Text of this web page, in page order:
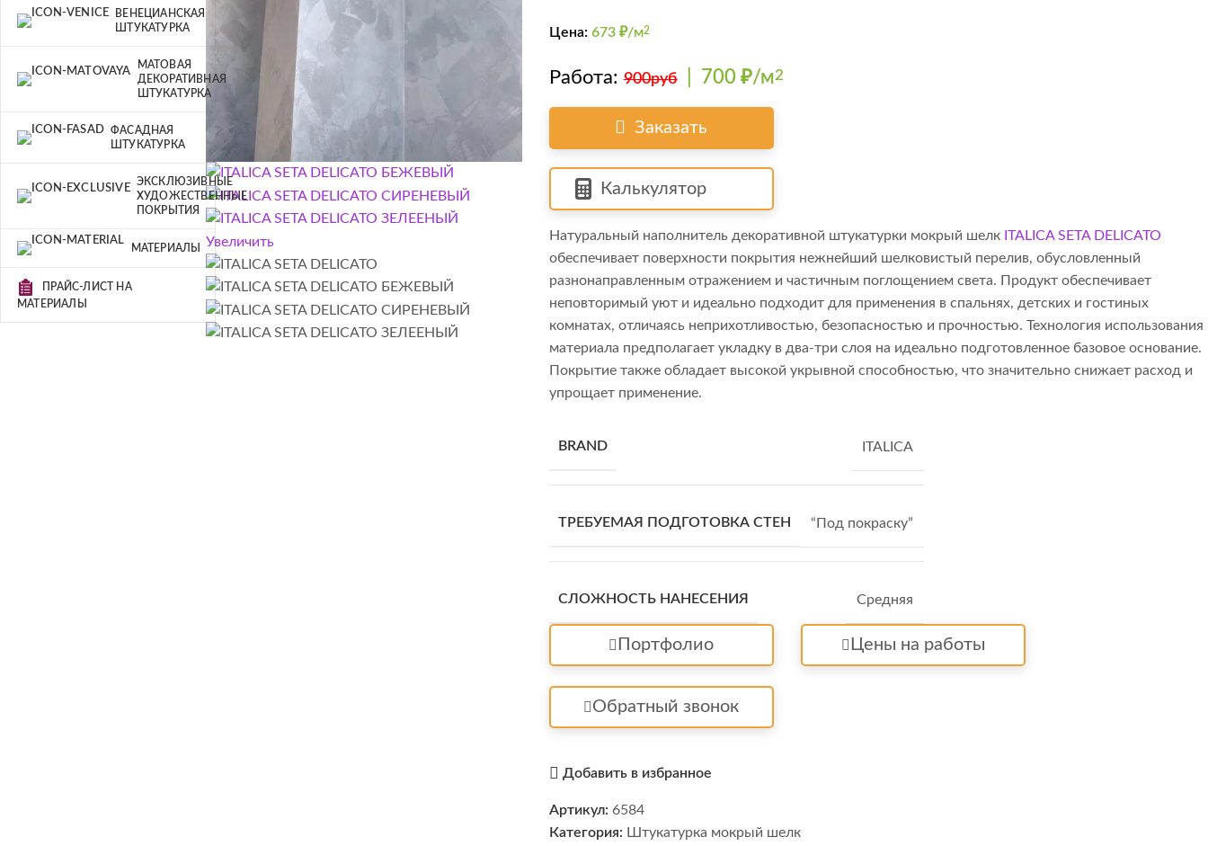
ВЕНЕЦИАНСКАЯ
ШТУКАТУРКА
МАТОВАЯ
ДЕКОРАТИВНАЯ
ШТУКАТУРКА
ФАСАДНАЯ
ШТУКАТУРКА
ЭКСКЛЮЗИВНЫЕ
ХУДОЖЕСТВЕННЫЕ
ПОКРЫТИЯ
МАТЕРИАЛЫ
ПРАЙС-ЛИСТ НА
МАТЕРИАЛЫ
Увеличить
Цена: 673 ₽/м2
Работа:900руб| 700 ₽/м2
Заказать
Калькулятор
Натуральный наполнитель декоративной штукатурки мокрый шелк ITALICA SETA DELICATO
обеспечивает поверхности покрытия нежнейший шелковистый перелив, обусловленный
разнонаправленным отражением и частичным поглощением света. Продукт обеспечивает
неповторимый уют и идеально подходит для применения в спальнях, детских и гостиных
комнатах, отличаясь неприхотливостью, безопасностью и прочностью. Технология использования
материала предполагает укладку в два-три слоя на идеально подготовленное базовое основание.
Покрытие также обладает высокой укрывной способностью, что значительно снижает расход и
упрощает применение.
BRAND ITALICA
ТРЕБУЕМАЯ ПОДГОТОВКА СТЕН “Под покраску”
СЛОЖНОСТЬ НАНЕСЕНИЯ Средняя
Портфолио Цены на работы
Обратный звонок
Добавить в избранное
Артикул: 6584
Категория: Штукатурка мокрый шелк